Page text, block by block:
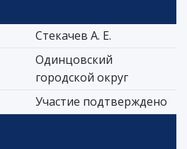
Стекачев А. Е.
Одинцовский
городской округ
Участие подтверждено